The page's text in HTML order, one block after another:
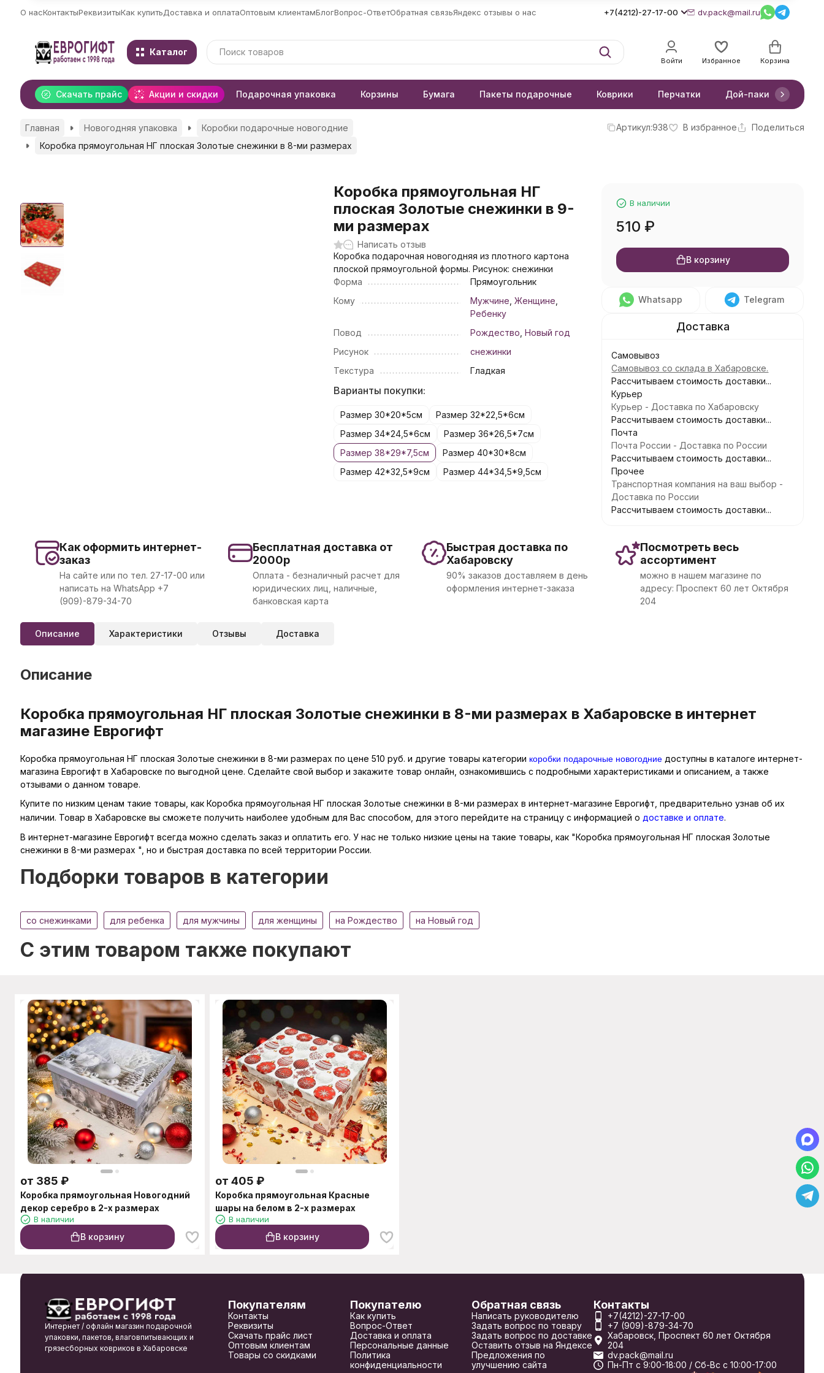
О насКонтактыРеквизитыКак купитьДоставка и оплатаОптовым клиентамБлогВопрос-ОтветОбратная связьЯндекс отзывы о нас +7(4212)-27-17-00 dv.pack@mail.ru
Каталог
Войти Избранное Корзина
Скачать прайс Акции и скидки Подарочная упаковка Корзины Бумага Пакеты подарочные Коврики Перчатки Дой-паки
Главная Новогодняя упаковка
Коробки подарочные новогодние
Коробка прямоугольная НГ плоская Золотые снежинки в 8-ми размерах
Артикул:938 В избранное Поделиться
Коробка прямоугольная НГ
плоская Золотые снежинки в 9-
ми размерах
Написать отзыв
Коробка подарочная новогодняя из плотного картона
плоской прямоугольной формы. Рисунок: снежинки
Форма
Прямоугольник
Кому
Мужчине Женщине
Ребенку
Повод
Рождество Новый год
Рисунок
снежинки
Текстура
Гладкая
Варианты покупки:
Размер 30*20*5см
Размер 32*22,5*6см
Размер 34*24,5*6см
Размер 36*26,5*7см
Размер 38*29*7,5см
Размер 40*30*8см
Размер 42*32,5*9см
Размер 44*34,5*9,5см
В наличии
510 ₽
В корзину
Whatsapp Telegram
Самовывоз
Самовывоз со склада в Хабаровске.
Рассчитываем стоимость доставки...
Курьер
Курьер - Доставка по Хабаровску
Рассчитываем стоимость доставки...
Почта
Почта России - Доставка по России
Рассчитываем стоимость доставки...
Прочее
Транспортная компания на ваш выбор -
Доставка по России
Рассчитываем стоимость доставки...
Как оформить интернет-
заказ
На сайте или по тел. 27-17-00 или
написать на WhatsApp +7
(909)-879-34-70
Бесплатная доставка от
2000р
Оплата - безналичный расчет для
юридических лиц, наличные,
банковская карта
Быстрая доставка по
Хабаровску
90% заказов доставляем в день
оформления интернет-заказа
Посмотреть весь
ассортимент
можно в нашем магазине по
адресу: Проспект 60 лет Октября
204
Описание Характеристики Отзывы Доставка
Описание
Коробка прямоугольная НГ плоская Золотые снежинки в 8-ми размерах в Хабаровске в интернет
магазине Еврогифт
Коробка прямоугольная НГ плоская Золотые снежинки в 8-ми размерах по цене 510 руб. и другие товары категории коробки подарочные новогодниедоступны в каталоге интернет-
магазина Еврогифт в Хабаровске по выгодной цене. Сделайте свой выбор и закажите товар онлайн, ознакомившись с подробными характеристиками и описанием, а также
отзывами о данном товаре.
Купите по низким ценам такие товары, как Коробка прямоугольная НГ плоская Золотые снежинки в 8-ми размерах в интернет-магазине Еврогифт, предварительно узнав об их
наличии. Товар в Хабаровске вы сможете получить наиболее удобным для Вас способом, для этого перейдите на страницу с информацией о доставке и оплате.
В интернет-магазине Еврогифт всегда можно сделать заказ и оплатить его. У нас не только низкие цены на такие товары, как "Коробка прямоугольная НГ плоская Золотые
снежинки в 8-ми размерах ", но и быстрая доставка по всей территории России.
Подборки товаров в категории
со снежинками для ребенка для мужчины для женщины на Рождество на Новый год
C этим товаром также покупают
от 385 ₽
Коробка прямоугольная Новогодний
декор серебро в 2-х размерах
В наличии
В корзину
от405 ₽
Коробка прямоугольная Красные
шары на белом в 2-х размерах
В наличии
В корзину
Интернет / офлайн магазин подарочной
упаковки, пакетов, влаговпитывающих и
грязесборных ковриков в Хабаровске
Покупателям
Контакты
Реквизиты
Скачать прайс лист
Оптовым клиентам
Товары со скидками
Покупателю
Как купить
Вопрос-Ответ
Доставка и оплата
Персональные данные
Политика
конфиденциальности
Обратная связь
Написать руководителю
Задать вопрос по товару
Задать вопрос по доставке
Оставить отзыв на Яндексе
Предложения по
улучшению сайта
Контакты
+7(4212)-27-17-00
+7 (909)-879-34-70
Хабаровск, Проспект 60 лет Октября
204
dv.pack@mail.ru
Пн-Пт с 9:00-18:00 / Сб-Вс с 10:00-17:00